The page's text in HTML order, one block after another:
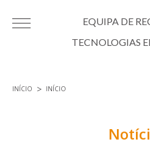
EQUIPA DE
TECNOLOGIAS
INÍCIO INÍCIO